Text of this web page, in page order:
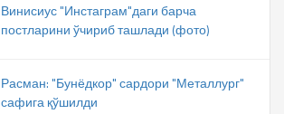
Винисиус "Инстаграм"даги барча
постларини ўчириб ташлади (фото)
Расман: "Бунёдкор" сардори "Металлург"
сафига қўшилди